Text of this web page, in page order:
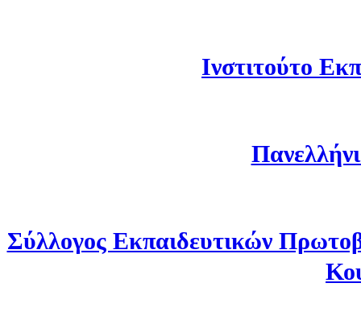
Ινστιτούτο
Σύλλογος Εκπαιδευτικών